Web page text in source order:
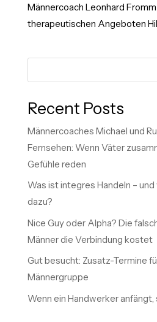
Männercoach Leonhard
therapeutischen Angeboten
Recent Posts
Männercoaches Michael und
Fernsehen: Wenn Väter
Gefühle reden
Was ist integres Handeln –
dazu?
Nice Guy oder Alpha? Die
Männer die Verbindung kostet
Gut besucht: Zusatz-Termine
Männergruppe
Wenn ein Handwerker